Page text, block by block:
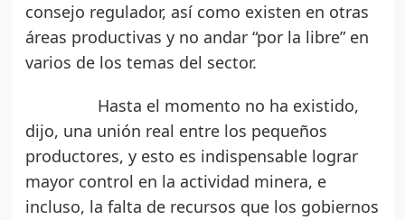
consejo regulador, así como existen en otras
áreas productivas y no andar “por la libre” en
varios de los temas del sector.
Hasta el momento no ha existido,
dijo, una unión real entre los pequeños
productores, y esto es indispensable lograr
mayor control en la actividad minera, e
incluso, la falta de recursos que los gobiernos